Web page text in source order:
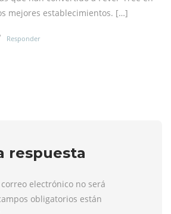
mejores establecimientos. […]
Responder
respuesta
electrónico no será
obligatorios están